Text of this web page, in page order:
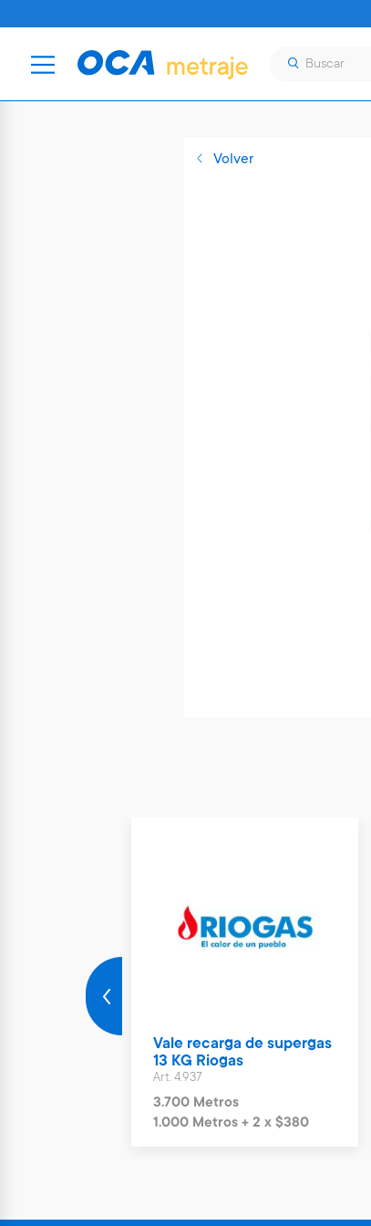
Volver
Vale recarga de supergas
13 KG Riogas
Art. 4.937
3.700 Metros
1.000 Metros + 2 x $380